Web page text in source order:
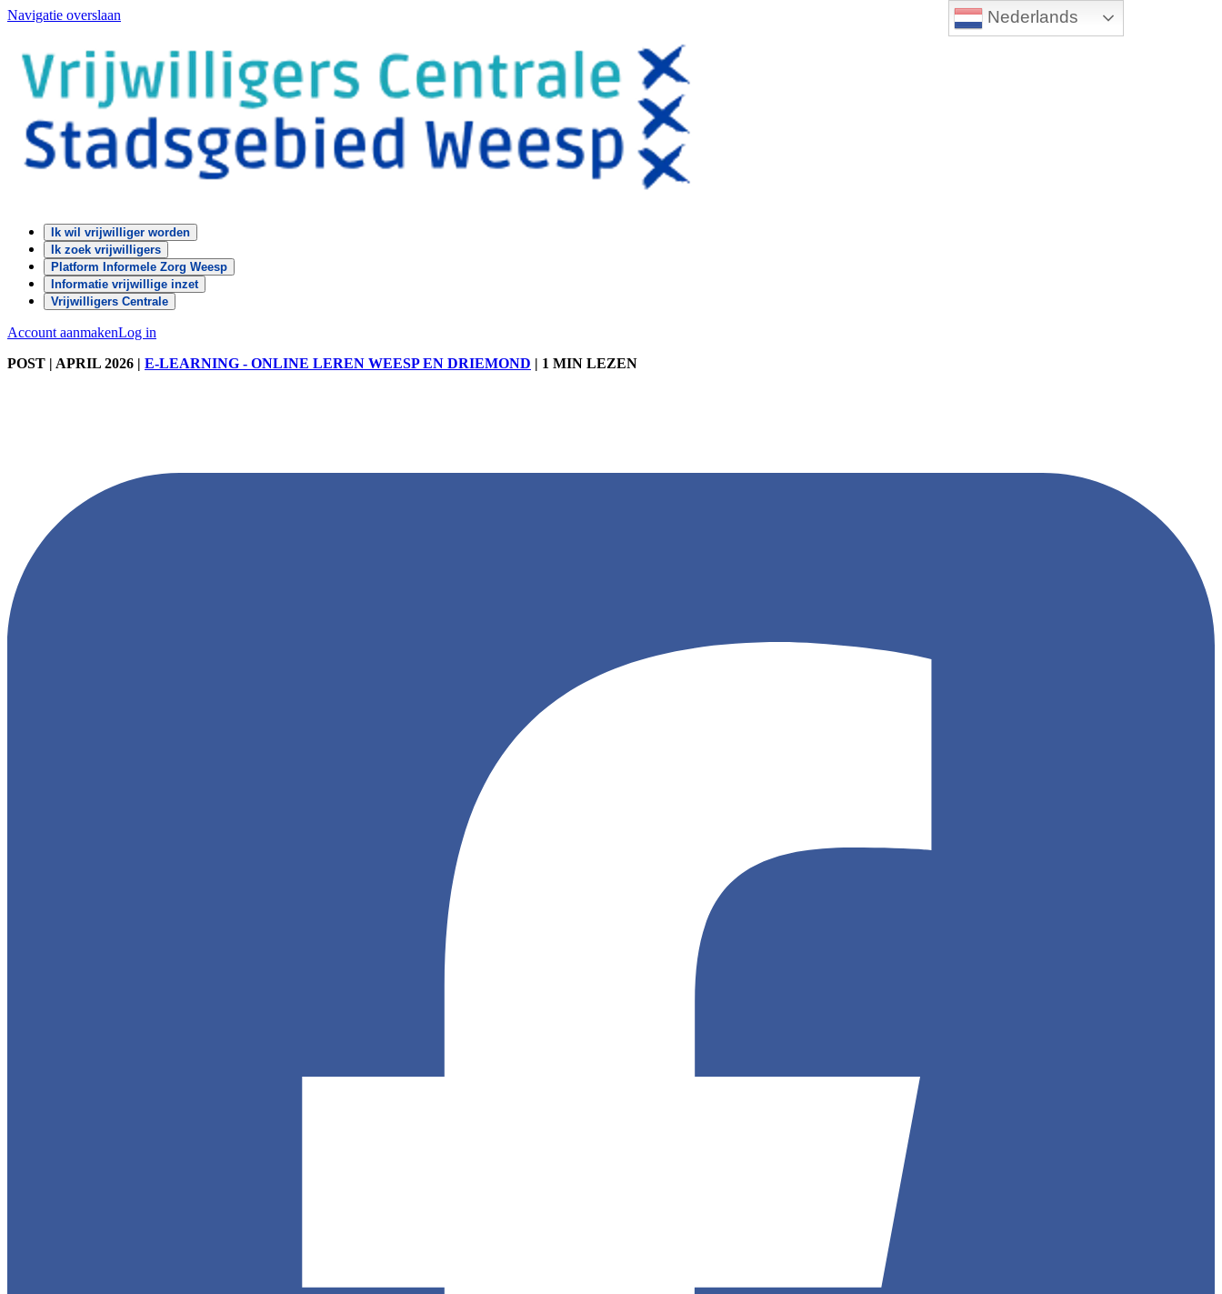
Nederlands
Navigatie overslaan
Ik wil vrijwilliger worden
Ik zoek vrijwilligers
Platform Informele Zorg Weesp
Informatie vrijwillige inzet
Vrijwilligers Centrale
Account aanmakenLog in
POST | APRIL 2026 | E-LEARNING - ONLINE LEREN WEESP EN DRIEMOND | 1 MIN LEZEN